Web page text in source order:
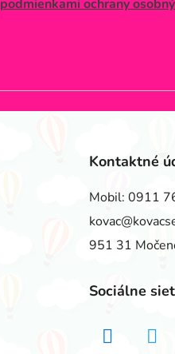
podmienkami ochrany
Kontaktné
Mobil: 0911
951 31
Sociálne